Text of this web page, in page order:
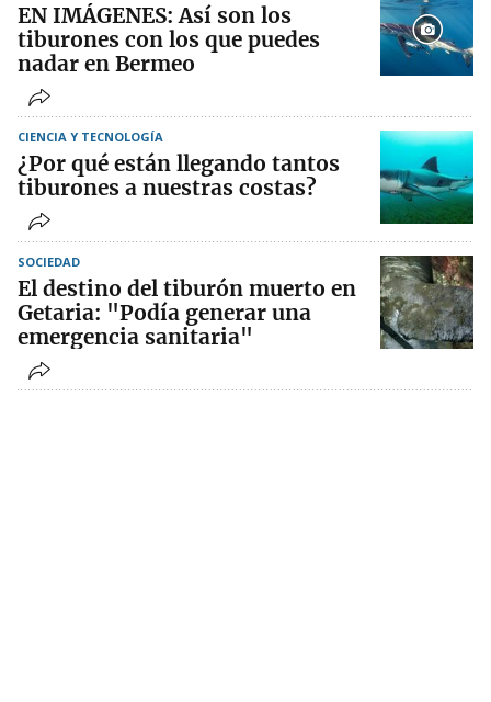
EN IMÁGENES: Así son los
tiburones con los que puedes
nadar en Bermeo
CIENCIA Y TECNOLOGÍA
¿Por qué están llegando tantos
tiburones a nuestras costas?
SOCIEDAD
El destino del tiburón muerto en
Getaria: "Podía generar una
emergencia sanitaria"